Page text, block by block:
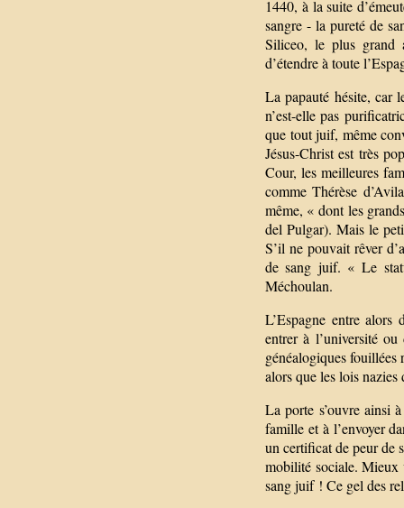
1440, à la suite
sangre - la pureté de
Siliceo, le plus grand
d’étendre à toute
La papauté hésite, car
n’est-elle pas
que tout juif, même
Jésus-Christ est très
Cour, les meilleures
comme Thérèse
même, « dont les
del Pulgar). Mais le
S’il ne pouvait rêver
de sang juif. « Le
Méchoulan.
L’Espagne entre
entrer à l’université
généalogiques
alors que les lois
La porte s’ouvre ainsi
famille et à l’envoyer
un certificat de peur de
mobilité sociale. Mieux
sang juif ! Ce gel des